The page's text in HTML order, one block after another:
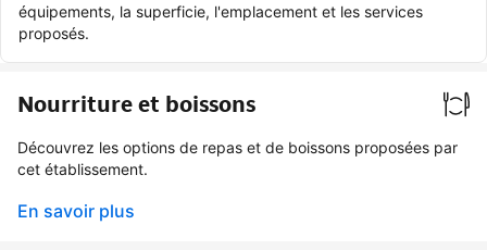
équipements, la superficie, l'emplacement et les services
proposés.
Nourriture et boissons
Découvrez les options de repas et de boissons proposées par
cet établissement.
En savoir plus